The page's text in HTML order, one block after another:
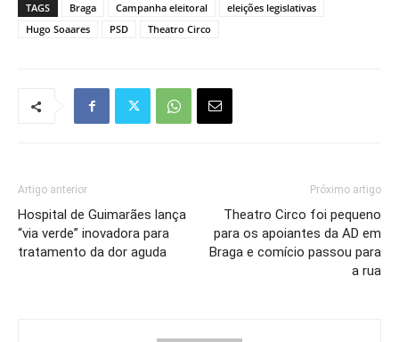
TAGS Braga Campanha eleitoral
eleições legislativas
Hugo Soaares
PSD Theatro Circo
Artigo anterior
Hospital de Guimarães lança
“via verde” inovadora para
tratamento da dor aguda
Próximo artigo
Theatro Circo foi pequeno
para os apoiantes da AD em
Braga e comício passou para
a rua